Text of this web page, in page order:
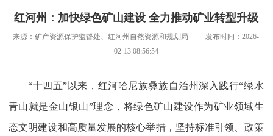
红河州：加快绿色矿山建设 全力推动矿业转型升级
来源：矿产资源保护监督处、红河州自然资源和规划局 发布时间：2026-
02-13 08:56:54
“十四五”以来，红河哈尼族彝族自治州深入践行“绿水
青山就是金山银山”理念，将绿色矿山建设作为矿业领域生
态文明建设和高质量发展的核心举措，坚持标准引领、政策